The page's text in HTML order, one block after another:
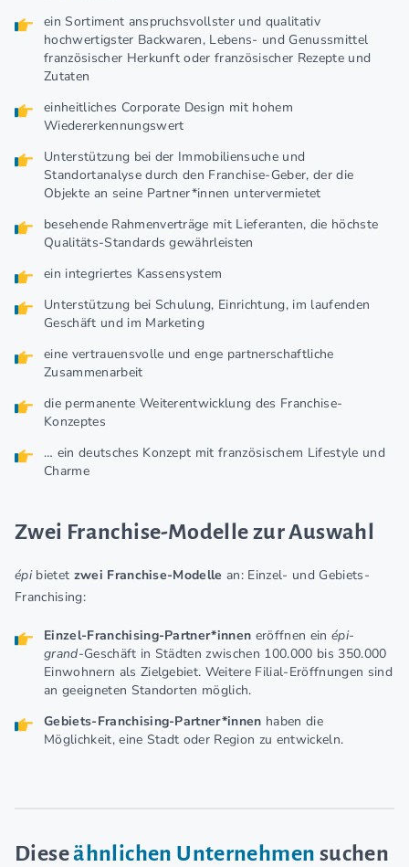
ein Sortiment anspruchsvollster und qualitativ
hochwertigster Backwaren, Lebens- und Genussmittel
französischer Herkunft oder französischer Rezepte und
Zutaten
einheitliches Corporate Design mit hohem
Wiedererkennungswert
Unterstützung bei der Immobiliensuche und
Standortanalyse durch den Franchise-Geber, der die
Objekte an seine Partner*innen untervermietet
besehende Rahmenverträge mit Lieferanten, die höchste
Qualitäts-Standards gewährleisten
ein integriertes Kassensystem
Unterstützung bei Schulung, Einrichtung, im laufenden
Geschäft und im Marketing
eine vertrauensvolle und enge partnerschaftliche
Zusammenarbeit
die permanente Weiterentwicklung des Franchise-
Konzeptes
… ein deutsches Konzept mit französischem Lifestyle und
Charme
Zwei Franchise-Modelle zur Auswahl
épibietet zwei Franchise-Modelle an: Einzel- und Gebiets-
Franchising:
Einzel-Franchising-Partner*innen eröffnen ein épi-
grand-Geschäft in Städten zwischen 100.000 bis 350.000
Einwohnern als Zielgebiet. Weitere Filial-Eröffnungen sind
an geeigneten Standorten möglich.
Gebiets-Franchising-Partner*innen haben die
Möglichkeit, eine Stadt oder Region zu entwickeln.
Dieseähnlichen Unternehmen suchen